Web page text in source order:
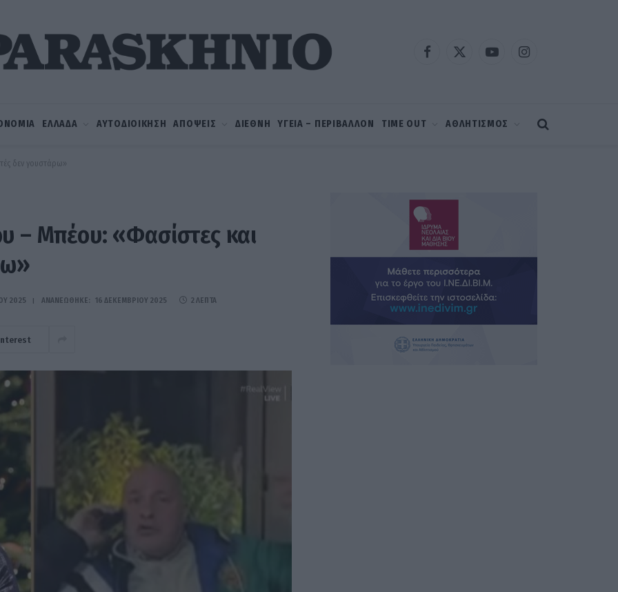
Facebook
X
YouTubeInstagram
ΕΛΛΑΔΑ ΑΥΤΟΔΙΟΙΚΗΣΗ ΑΠΟΨΕΙΣ ΔΙΕΘΝΗ ΥΓΕΙΑ – ΠΕΡΙΒΑΛΛΟΝ TIME OUT ΑΘΛΗΤΙΣΜΟΣ
δεν γουστάρω»
– Μπέου: «Φασίστες και
2025 ΑΝΑΝΕΏΘΗΚΕ: 16 ΔΕΚΕΜΒΡΊΟΥ 2025 2 ΛΕΠΤΆ